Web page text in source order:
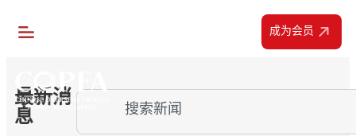
成为会员
最新消
息